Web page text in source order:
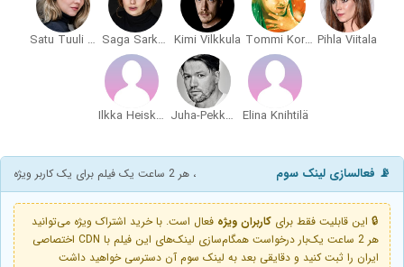
Pihla Viitala
Tommi Korpela
Kimi Vilkkula
Saga Sarkola
Satu Tuuli Karhu
Elina Knihtilä
Juha-Pekka Mikkola
Ilkka Heiskanen
📡 فعالسازی لینک سوم ، هر 2 ساعت یک فیلم برای یک کاربر ویژه
🔒 این قابلیت فقط برای کاربران ویژه فعال است. با خرید اشتراک ویژه می‌توانید
هر 2 ساعت یک‌بار درخواست همگام‌سازی لینک‌های این فیلم با CDN اختصاصی
ایران را ثبت کنید و دقایقی بعد به لینک سوم آن دسترسی خواهید داشت